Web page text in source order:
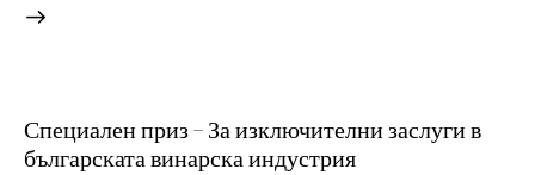
Специален приз – За изключителни заслуги в
българската винарска индустрия